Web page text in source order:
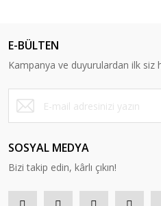
E-BÜLTEN
Kampanya ve duyurulardan ilk siz
SOSYAL MEDYA
Bizi takip edin, kârlı çıkın!